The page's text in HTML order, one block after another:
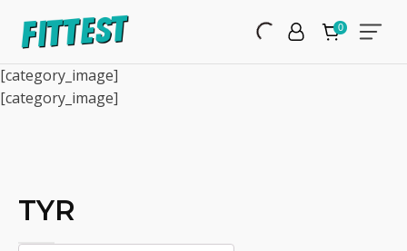
[category_image]
[category_image]
TYR